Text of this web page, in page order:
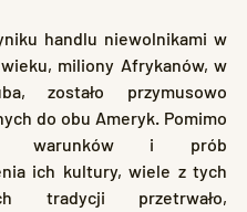
miliony Afrykanów, w
zostało przymusowo
do obu Ameryk. Pomimo
warunków i prób
ich kultury, wiele z tych
tradycji przetrwało,